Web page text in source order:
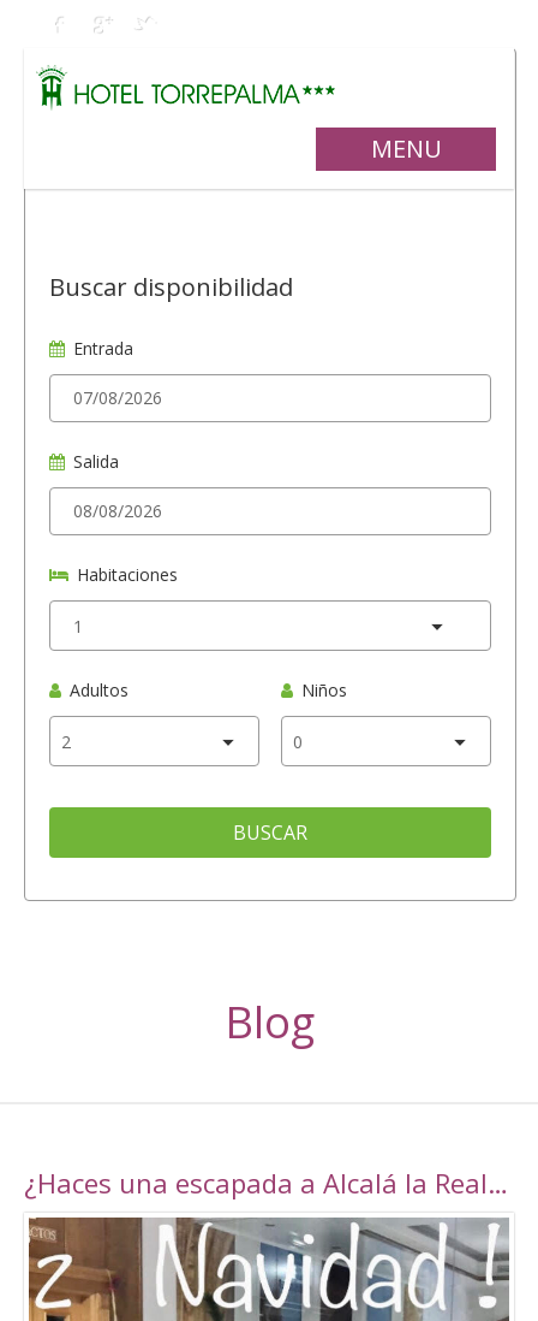
MENU
Buscar disponibilidad
Entrada
Salida
Habitaciones
Adultos Niños
BUSCAR
Blog
¿Haces una escapada a Alcalá la Real esta navidad?